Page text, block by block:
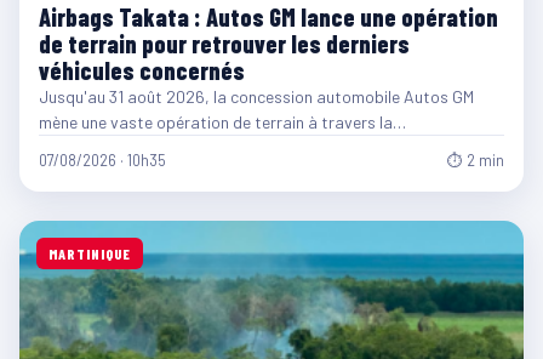
Airbags Takata : Autos GM lance une opération
de terrain pour retrouver les derniers
véhicules concernés
Jusqu'au 31 août 2026, la concession automobile Autos GM
mène une vaste opération de terrain à travers la…
07/08/2026 · 10h35 ⏱ 2 min
MARTINIQUE